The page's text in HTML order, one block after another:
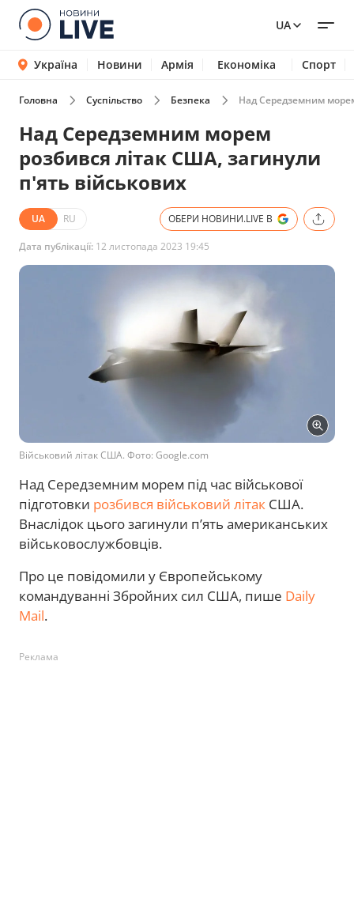
UA
Україна Новини Армія Економіка Спорт
Головна Суспільство Безпека Над Середземним
Над Середземним морем
розбився літак США, загинули
п'ять військових
UA RU ОБЕРИ НОВИНИ.LIVE В
Дата публікації: 12 листопада 2023 19:45
Військовий літак США. Фото: Google.com
Над Середземним морем під час військової
підготовки розбився військовий літак США.
Внаслідок цього загинули п’ять американських
військовослужбовців.
Про це повідомили у Європейському
командуванні Збройних сил США, пише Daily
Mail.
Реклама